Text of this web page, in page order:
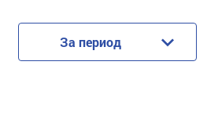
За период